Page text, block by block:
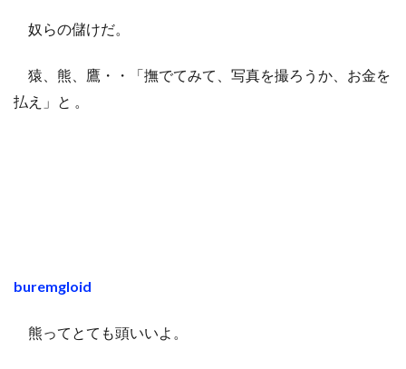
奴らの儲けだ。
猿、熊、鷹・・「撫でてみて、写真を撮ろうか、お金を
払え」と 。
buremgloid
熊ってとても頭いいよ。